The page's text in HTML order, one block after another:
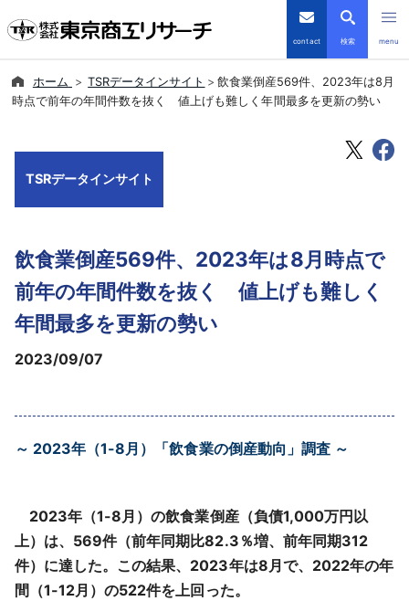
contact 検索 menu
倒産・注目企業情報
会社案内
商品・サービス
English
ホーム TSRデータインサイト
飲食業倒産569件、2023年は8月
時点で前年の年間件数を抜く 値上げも難しく年間最多を更新の勢い
TSRデータインサイト
飲食業倒産569件、2023年は8月時点で
前年の年間件数を抜く 値上げも難しく
年間最多を更新の勢い
2023/09/07
～ 2023年（1-8月）「飲食業の倒産動向」調査 ～
2023年（1-8月）の飲食業倒産（負債1,000万円以
上）は、569件（前年同期比82.3％増、前年同期312
件）に達した。この結果、2023年は8月で、2022年の年
間（1-12月）の522件を上回った。